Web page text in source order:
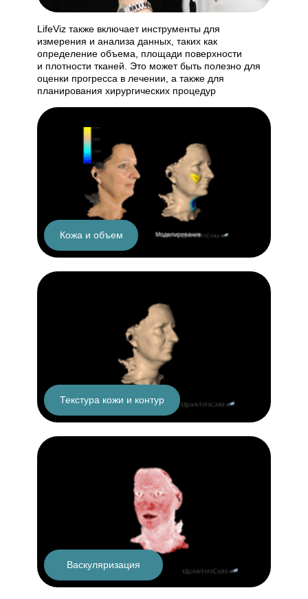
LifeViz также включает инструменты для
измерения и анализа данных, таких как
определение объема, площади поверхности
и плотности тканей. Это может быть полезно для
оценки прогресса в лечении, а также для
планирования хирургических процедур
Кожа и объем
Текстура кожи и контур
Васкуляризация